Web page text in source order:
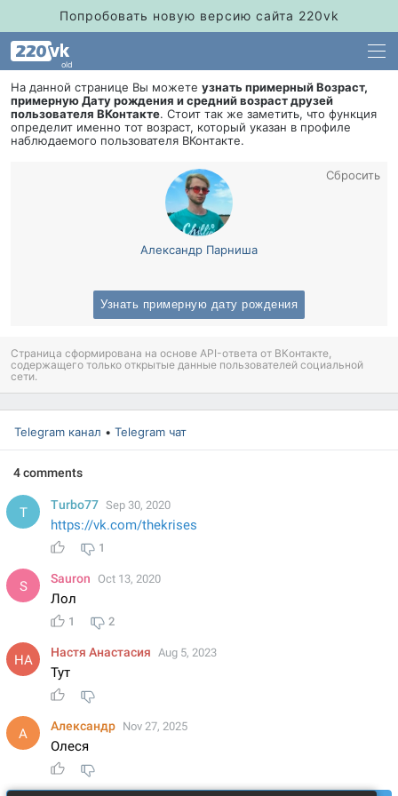
Попробовать новую версию сайта 220vk
old
На данной странице Вы можете узнать примерный Возраст,
примерную Дату рождения и средний возраст друзей
пользователя ВКонтакте. Стоит так же заметить, что функция
определит именно тот возраст, который указан в профиле
наблюдаемого пользователя ВКонтакте.
Александр Парниша
Сбросить
Узнать примерную дату рождения
Страница сформирована на основе API-ответа от ВКонтакте,
содержащего только открытые данные пользователей социальной
сети.
Telegram канал • Telegram чат